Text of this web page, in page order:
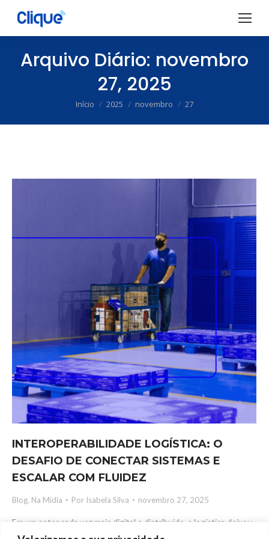
Arquivo Diário: novembro
27, 2025
Você está aqui:
Início 2025 novembro 27
INTEROPERABILIDADE LOGÍSTICA: O
DESAFIO DE CONECTAR SISTEMAS E
ESCALAR COM FLUIDEZ
Blog, Na Mídia Por Isabela Silva novembro 27, 2025
Em um setor cada vez mais digital e distribuído, a logística deixou